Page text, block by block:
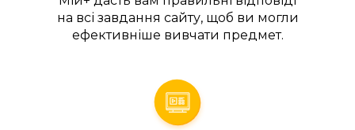
на всі завдання сайту, щоб ви могли
ефективніше вивчати предмет.